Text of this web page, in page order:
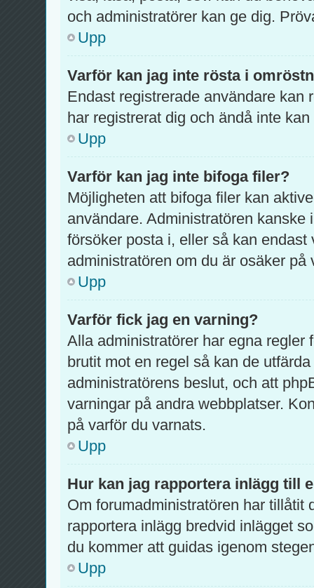
och administratörer kan ge dig.
Upp
Varför kan jag inte rösta i
Endast registrerade användare kan
har registrerat dig och ändå inte
Upp
Varför kan jag inte bifoga filer?
Möjligheten att bifoga filer kan
användare. Administratören
försöker posta i, eller så kan
administratören om du är osäker
Upp
Varför fick jag en varning?
Alla administratörer har egna regler
brutit mot en regel så kan de
administratörens beslut, och att
varningar på andra webbplatser.
på varför du varnats.
Upp
Hur kan jag rapportera inlägg till
Om forumadministratören har tillåtit
rapportera inlägg bredvid inlägget
du kommer att guidas igenom
Upp